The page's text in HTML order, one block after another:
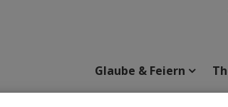
Glaube & Feiern